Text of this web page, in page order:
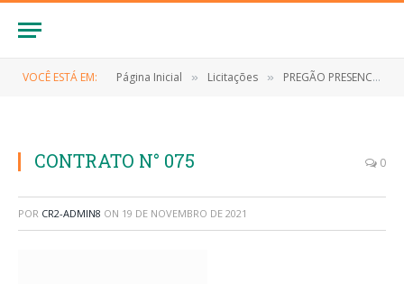
VOCÊ ESTÁ EM: Página Inicial » Licitações » PREGÃO PRESENCIAL Nº 004/2021-SRP (EVENTUAL CONTRATAÇÃO DE EMPRESA ESPECIALIZADA NO FORNECIMENTO DE GÊNEROS ALIMENTÍCIOS PERECÍVEIS E NÃO PERECÍVEIS)
CONTRATO N° 075 0
POR CR2-ADMIN8 ON 19 DE NOVEMBRO DE 2021